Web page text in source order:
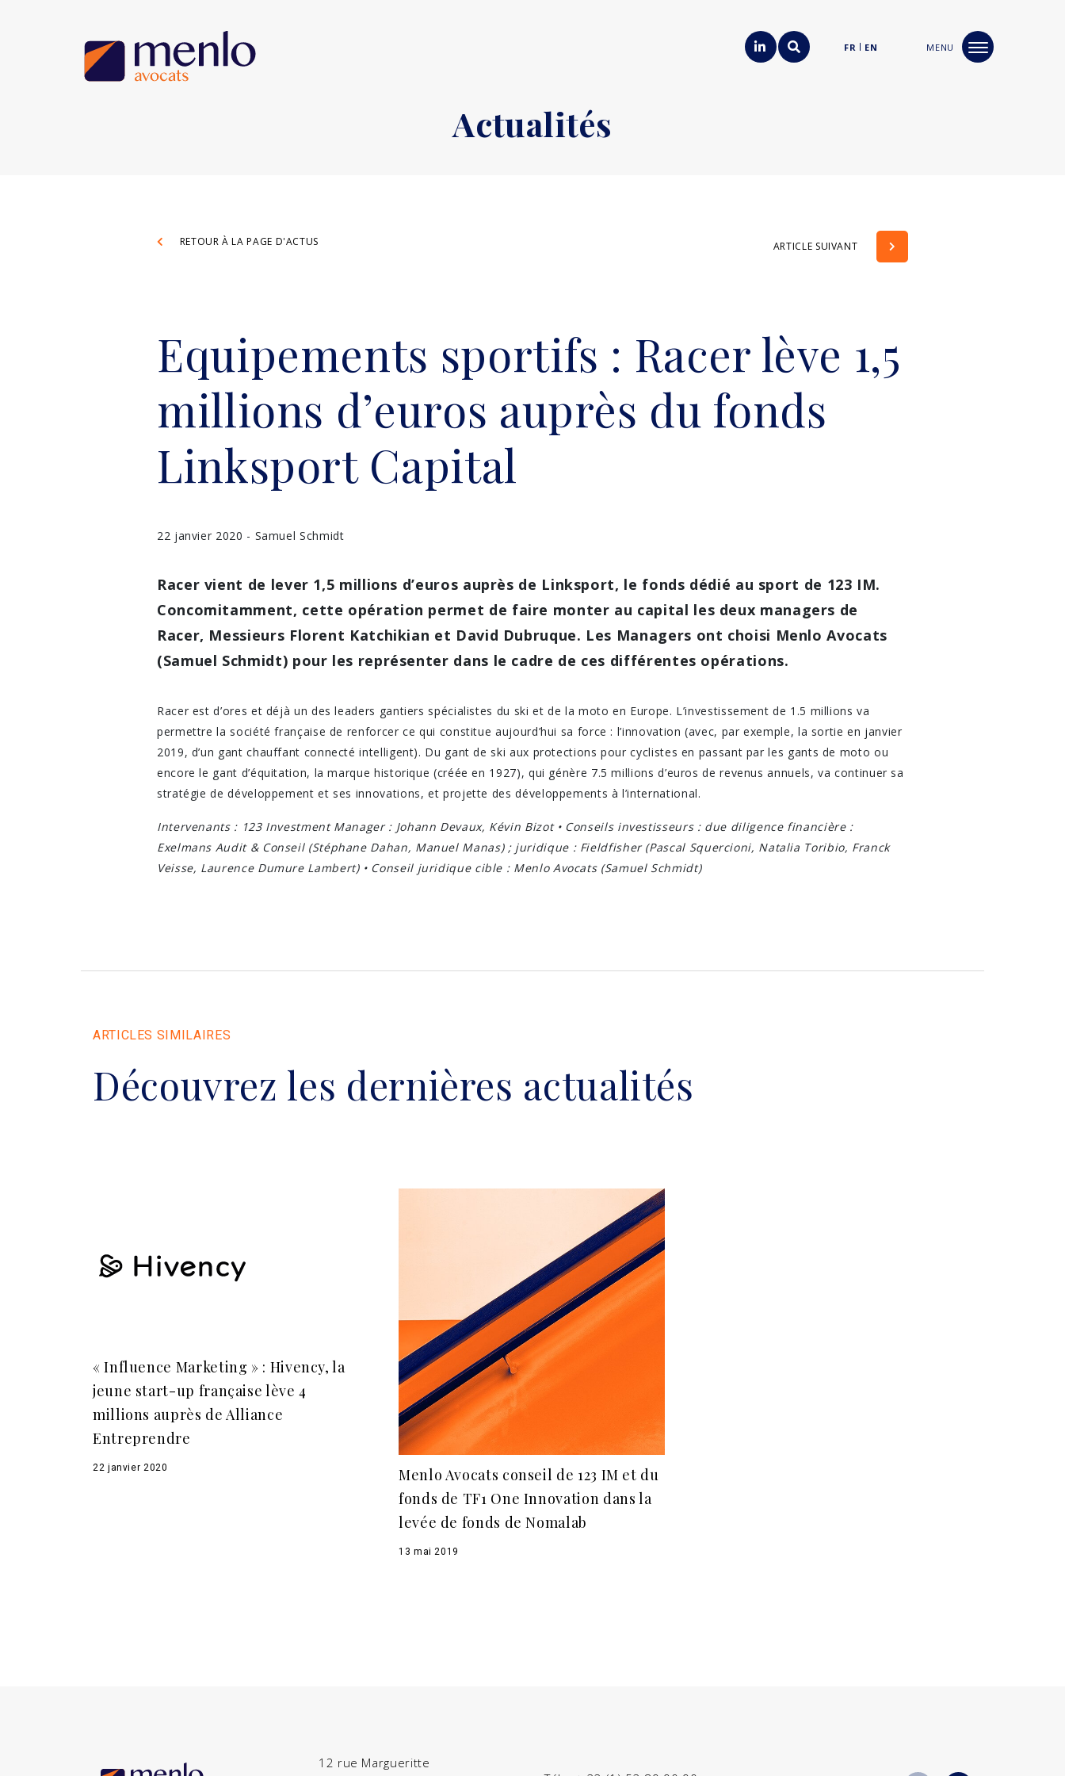
FR EN MENU
Actualités
RETOUR À LA PAGE D'ACTUS ARTICLE SUIVANT
Equipements sportifs : Racer lève 1,5
millions d’euros auprès du fonds
Linksport Capital
22 janvier 2020 - Samuel Schmidt
Racer vient de lever 1,5 millions d’euros auprès de Linksport, le fonds dédié au sport de 123 IM.
Concomitamment, cette opération permet de faire monter au capital les deux managers de
Racer, Messieurs Florent Katchikian et David Dubruque. Les Managers ont choisi Menlo Avocats
(Samuel Schmidt) pour les représenter dans le cadre de ces différentes opérations.
Racer est d’ores et déjà un des leaders gantiers spécialistes du ski et de la moto en Europe. L’investissement de 1.5 millions va
permettre la société française de renforcer ce qui constitue aujourd’hui sa force : l’innovation (avec, par exemple, la sortie en janvier
2019, d’un gant chauffant connecté intelligent). Du gant de ski aux protections pour cyclistes en passant par les gants de moto ou
encore le gant d’équitation, la marque historique (créée en 1927), qui génère 7.5 millions d’euros de revenus annuels, va continuer sa
stratégie de développement et ses innovations, et projette des développements à l’international.
Intervenants : 123 Investment Manager : Johann Devaux, Kévin Bizot • Conseils investisseurs : due diligence financière :
Exelmans Audit & Conseil (Stéphane Dahan, Manuel Manas) ; juridique : Fieldfisher (Pascal Squercioni, Natalia Toribio, Franck
Veisse, Laurence Dumure Lambert) • Conseil juridique cible : Menlo Avocats (Samuel Schmidt)
ARTICLES SIMILAIRES
Découvrez les dernières actualités
« Influence Marketing » : Hivency, la
jeune start-up française lève 4
millions auprès de Alliance
Entreprendre
22 janvier 2020
Menlo Avocats conseil de 123 IM et du
fonds de TF1 One Innovation dans la
levée de fonds de Nomalab
13 mai 2019
12 rue Margueritte